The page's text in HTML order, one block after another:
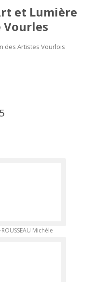
et Lumière
Vourles
des Artistes Vourlois
au contenu
Michèle